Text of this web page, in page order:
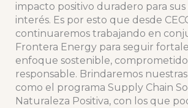
impacto positivo duradero para
interés. Es por esto que desde
continuaremos trabajando en
Frontera Energy para seguir
enfoque sostenible,
responsable. Brindaremos
como el programa Supply Chain
Naturaleza Positiva, con los que